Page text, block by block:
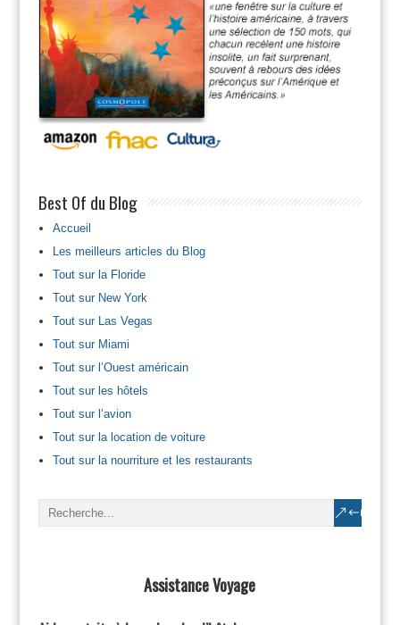
Best Of du Blog
Accueil
Les meilleurs articles du Blog
Tout sur la Floride
Tout sur New York
Tout sur Las Vegas
Tout sur Miami
Tout sur l’Ouest américain
Tout sur les hôtels
Tout sur l’avion
Tout sur la location de voiture
Tout sur la nourriture et les restaurants
Assistance Voyage